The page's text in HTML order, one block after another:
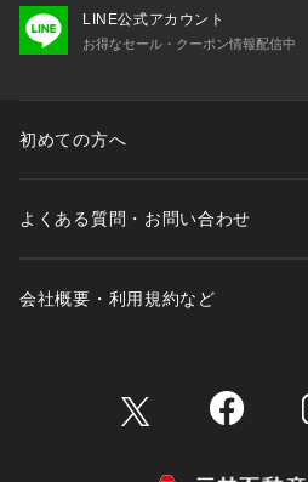
LINE公式アカウント
お得なセール・クーポン情報配信中
初めての方へ
よくある質問・お問い合わせ
会社概要・利用規約など